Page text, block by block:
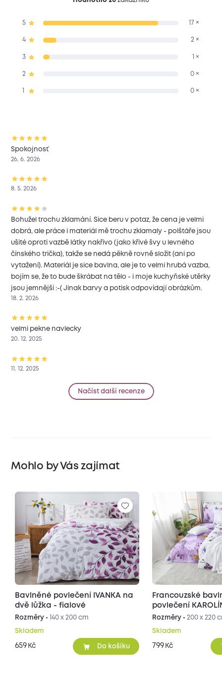
5 17 ×
4 2 ×
3 1 ×
2 0 ×
0 ×
Spokojnosť
26. 6. 2026
8. 5. 2026
Bohužel trochu zklamání. Sice beru v potaz, že cena je velmi
dobrá, ale práce i materiál mě trochu zklamaly - polštáře jsou
ušité oproti vazbě látky nakřivo (jako křivé švy u levného
čínského trička), takže se nedá pěkně rovně složit (ani po
vytažení). Materiál je sice bavlna, ale je to velmi hrubá vazba,
bojím se, že to bude škrábat na tělo - i moje kuchyňské utěrky
jsou jemnější :-( Jinak barvy a potisk odpovídají obrázkům.
18. 2. 2026
velmi pekne navlecky
20. 12. 2025
11. 12. 2025
Načíst další recenze
Mohlo by Vás zajímat
Bavlněné povlečení IVANKA na
dvě lůžka - fialové
Rozměry • 140 x 200 cm
Skladem
659 Kč Do košíku
Francouzské
povlečení
Rozměry •200 x 220
Skladem
799 Kč